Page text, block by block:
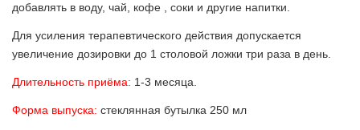
добавлять в воду, чай, кофе , соки и другие напитки.
Для усиления терапевтического действия допускается
увеличение дозировки до 1 столовой ложки три раза в день.
Длительность приёма: 1-3 месяца.
Форма выпуска: стеклянная бутылка 250 мл